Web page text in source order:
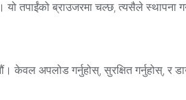
यो तपाईंको ब्राउजरमा चल्छ, त्यसैले स्थापना
केवल अपलोड गर्नुहोस्, सुरक्षित गर्नुहोस्, र